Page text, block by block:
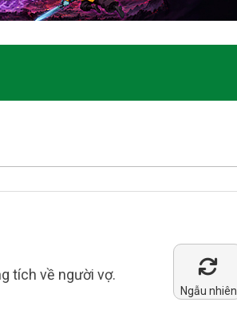
tích về người vợ.
Ngẫu nhiên